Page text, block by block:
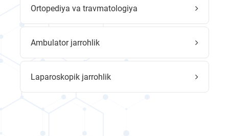
Ortopediya va travmatologiya
Ambulator jarrohlik
Laparoskopik jarrohlik